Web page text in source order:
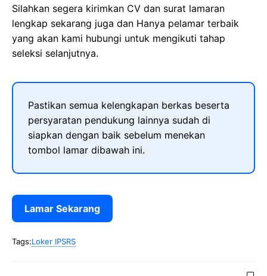
Silahkan segera kirimkan CV dan surat lamaran
lengkap sekarang juga dan Hanya pelamar terbaik
yang akan kami hubungi untuk mengikuti tahap
seleksi selanjutnya.
Pastikan semua kelengkapan berkas beserta
persyaratan pendukung lainnya sudah di
siapkan dengan baik sebelum menekan
tombol lamar dibawah ini.
Lamar Sekarang
Tags:Loker IPSRS